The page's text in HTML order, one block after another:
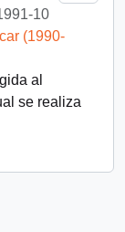
10
(1990-
al
se realiza